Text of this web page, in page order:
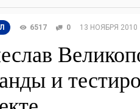
6517 0 13 НОЯБРЯ 2010
и